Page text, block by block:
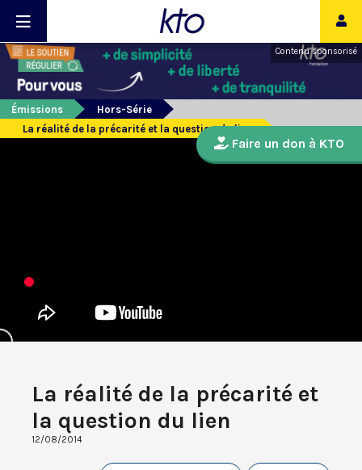
Contenu sponsorisé
Émissions
Hors-Série
La réalité de la précarité et la question du lien
La réalité de la précarité et
la question du lien
12/08/2014
Faire un don à KTO